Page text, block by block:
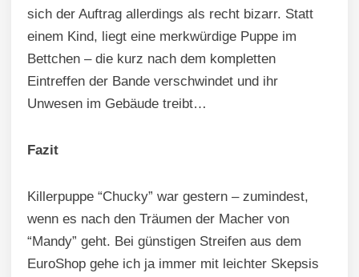
sich der Auftrag allerdings als recht bizarr. Statt
einem Kind, liegt eine merkwürdige Puppe im
Bettchen – die kurz nach dem kompletten
Eintreffen der Bande verschwindet und ihr
Unwesen im Gebäude treibt…
Fazit
Killerpuppe “Chucky” war gestern – zumindest,
wenn es nach den Träumen der Macher von
“Mandy” geht. Bei günstigen Streifen aus dem
EuroShop gehe ich ja immer mit leichter Skepsis